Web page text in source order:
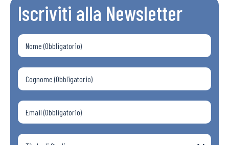
Iscriviti alla Newsletter